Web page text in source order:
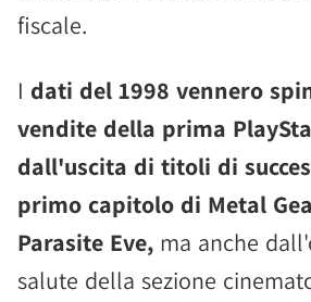
fiscale.
I dati del 1998 vennero
vendite della prima
dall'uscita di titoli di
primo capitolo di Metal
Parasite Eve, ma anche
salute della sezione